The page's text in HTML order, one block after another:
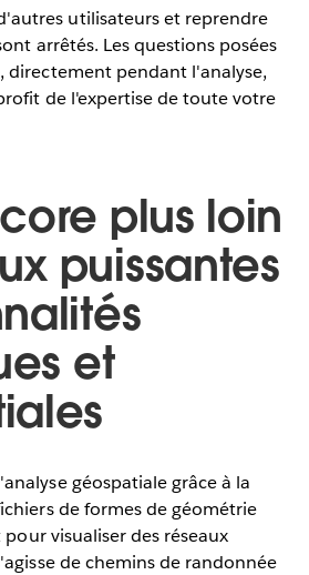
utilisateurs et reprendre
arrêtés. Les questions posées
directement pendant l'analyse,
de l'expertise de toute votre
plus loin
puissantes
et
géospatiale grâce à la
de formes de géométrie
visualiser des réseaux
de chemins de randonnée